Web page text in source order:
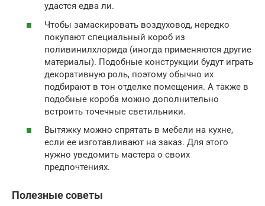
удастся едва ли.
Чтобы замаскировать воздуховод, нередко
покупают специальный короб из
поливинилхлорида (иногда применяются другие
материалы). Подобные конструкции будут играть
декоративную роль, поэтому обычно их
подбирают в тон отделке помещения. А также в
подобные короба можно дополнительно
встроить точечные светильники.
Вытяжку можно спрятать в мебели на кухне,
если ее изготавливают на заказ. Для этого
нужно уведомить мастера о своих
предпочтениях.
Полезные советы